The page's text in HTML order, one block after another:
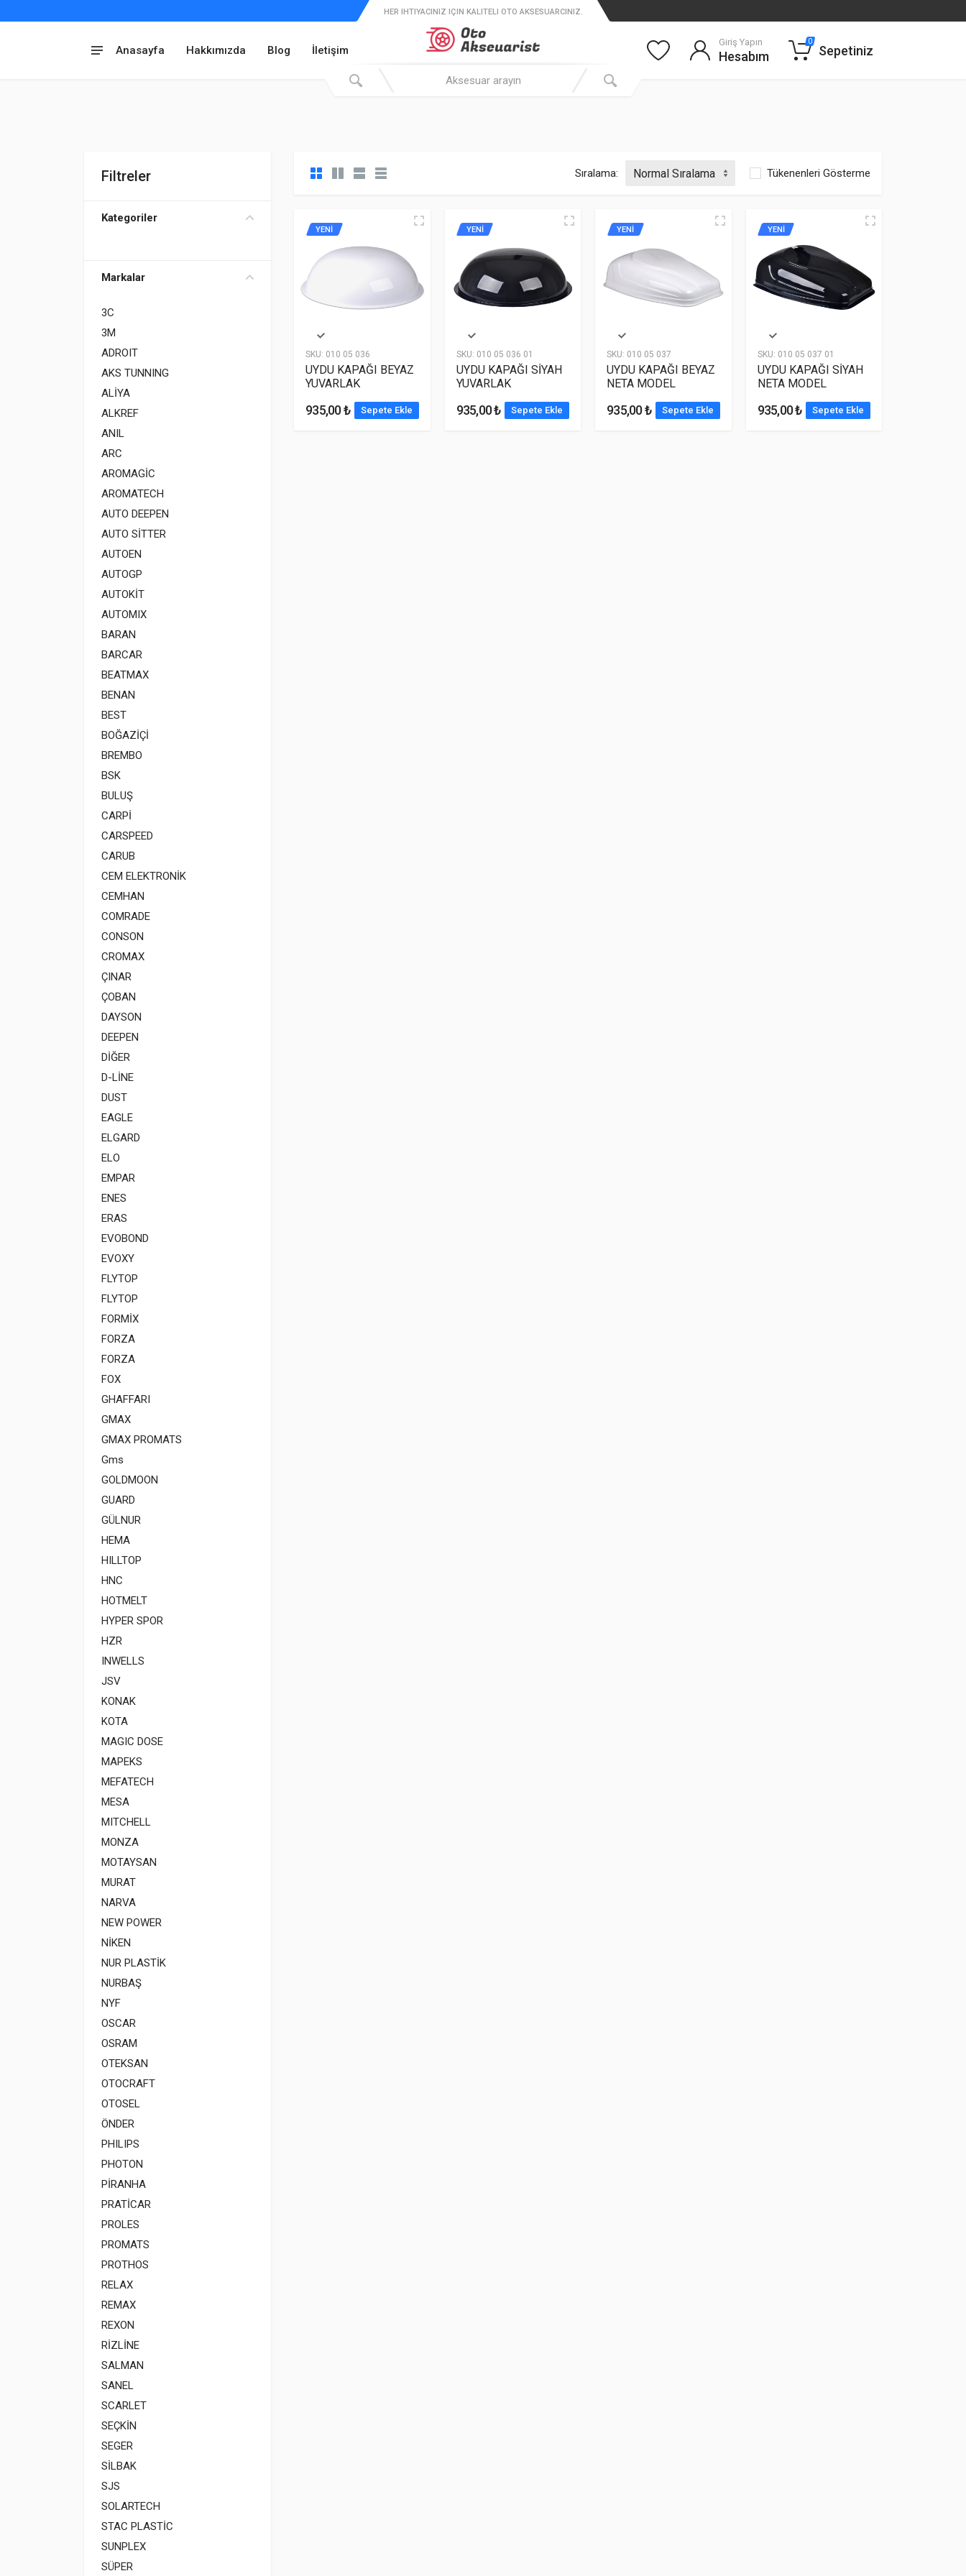
Anasayfa Hakkımızda Blog İletişim
HER IHTIYACINIZ IÇIN KALITELI OTO AKSESUARCINIZ.
Giriş Yapın
Hesabım
0
Sepetiniz
Filtreler
Kategoriler
Markalar
3C
3M
ADROIT
AKS TUNNING
ALİYA
ALKREF
ANIL
ARC
AROMAGİC
AROMATECH
AUTO DEEPEN
AUTO SİTTER
AUTOEN
AUTOGP
AUTOKİT
AUTOMIX
BARAN
BARCAR
BEATMAX
BENAN
BEST
BOĞAZİÇİ
BREMBO
BSK
BULUŞ
CARPİ
CARSPEED
CARUB
CEM ELEKTRONİK
CEMHAN
COMRADE
CONSON
CROMAX
ÇINAR
ÇOBAN
DAYSON
DEEPEN
DİĞER
D-LİNE
DUST
EAGLE
ELGARD
ELO
EMPAR
ENES
ERAS
EVOBOND
EVOXY
FLYTOP
FLYTOP
FORMİX
FORZA
FORZA
FOX
GHAFFARI
GMAX
GMAX PROMATS
Gms
GOLDMOON
GUARD
GÜLNUR
HEMA
HILLTOP
HNC
HOTMELT
HYPER SPOR
HZR
INWELLS
JSV
KONAK
KOTA
MAGIC DOSE
MAPEKS
MEFATECH
MESA
MITCHELL
MONZA
MOTAYSAN
MURAT
NARVA
NEW POWER
NİKEN
NUR PLASTİK
NURBAŞ
NYF
OSCAR
OSRAM
OTEKSAN
OTOCRAFT
OTOSEL
ÖNDER
PHILIPS
PHOTON
PİRANHA
PRATİCAR
PROLES
PROMATS
PROTHOS
RELAX
REMAX
REXON
RİZLİNE
SALMAN
SANEL
SCARLET
SEÇKİN
SEGER
SİLBAK
SJS
SOLARTECH
STAC PLASTİC
SUNPLEX
SÜPER
Sıralama: Tükenenleri Gösterme
SKU: 010 05 036
YENİ
UYDU KAPAĞI BEYAZ
YUVARLAK
935,00 ₺ Sepete Ekle
SKU: 010 05 036 01
YENİ
UYDU KAPAĞI SİYAH
YUVARLAK
935,00 ₺ Sepete Ekle
SKU: 010 05 037
YENİ
UYDU KAPAĞI BEYAZ
NETA MODEL
935,00 ₺ Sepete Ekle
SKU: 010 05 037 01
YENİ
UYDU KAPAĞI SİYAH
NETA MODEL
935,00 ₺ Sepete Ekle